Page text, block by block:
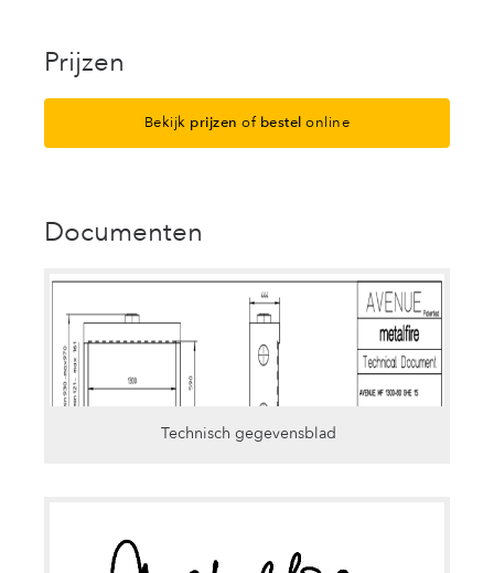
Prijzen
Bekijk prijzen of bestel online
Documenten
Technisch gegevensblad